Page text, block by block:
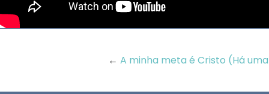
← A minha meta é Cristo (Há uma